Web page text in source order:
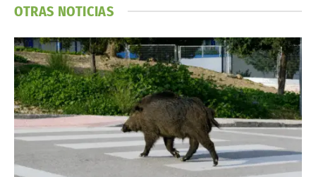
OTRAS NOTICIAS